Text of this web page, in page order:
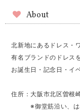
About
北新地にあるドレス・
有名ブランドのドレス
お誕生日・記念日・イ
住所：大阪市北区曽
※御堂筋沿い、はな